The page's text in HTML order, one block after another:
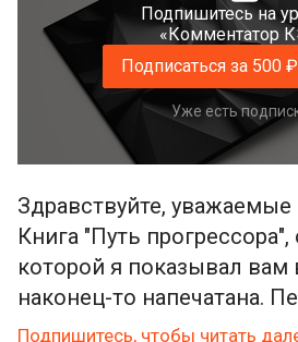
Подпишитесь на
«Комментатор
Подписаться за 500
Уже есть
Здравствуйте,
Книга "Путь
которой я показывал вам
наконец-то напечатана.
Подпишитесь, чтобы читать